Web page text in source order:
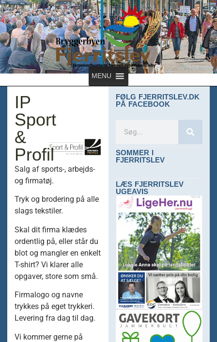
MENU
IP
Sport
&
Profil
Salg af sports-, arbejds-
og firmatøj.
Tryk og brodering på alle
slags tekstiler.
Skal dit firma klædes
ordentlig på, eller står du
blot og mangler en enkelt
T-shirt? Vi klarer alle
opgaver, store som små.
Firmalogo og navne
trykkes på eget trykkeri.
Levering fra dag til dag.
Vi kommer gerne på
FØLG FJERRITSLEV.DK
PÅ FACEBOOK
SOMMER I
FJERRITSLEV
LÆS FJERRITSLEV
UGEAVIS